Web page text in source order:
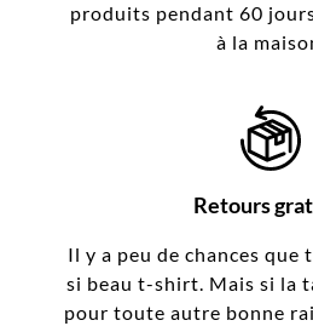
produits pendant 60
à la
Retours
Il y a peu de chances que
si beau t-shirt. Mais si la
pour toute autre bonne